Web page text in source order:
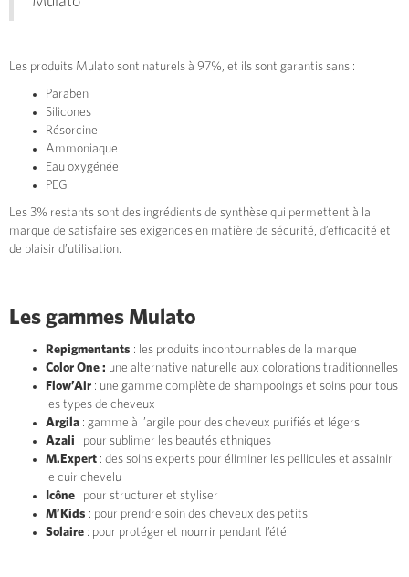
Les produits Mulato sont naturels à 97%, et ils sont garantis sans :
Paraben
Silicones
Résorcine
Ammoniaque
Eau oxygénée
PEG
Les 3% restants sont des ingrédients de synthèse qui permettent à la
marque de satisfaire ses exigences en matière de sécurité, d’efficacité et
de plaisir d’utilisation.
Les gammes Mulato
Repigmentants : les produits incontournables de la marque
Color One : une alternative naturelle aux colorations traditionnelles
Flow’Air : une gamme complète de shampooings et soins pour tous
les types de cheveux
Argila : gamme à l’argile pour des cheveux purifiés et légers
Azali : pour sublimer les beautés ethniques
M.Expert : des soins experts pour éliminer les pellicules et assainir
le cuir chevelu
Icône : pour structurer et styliser
M’Kids : pour prendre soin des cheveux des petits
Solaire : pour protéger et nourrir pendant l’été